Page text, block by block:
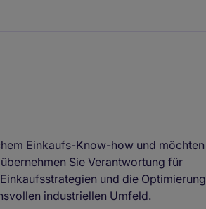
Einkaufs-Know-how und möchten
Sie Verantwortung für
und die Optimierung
industriellen Umfeld.